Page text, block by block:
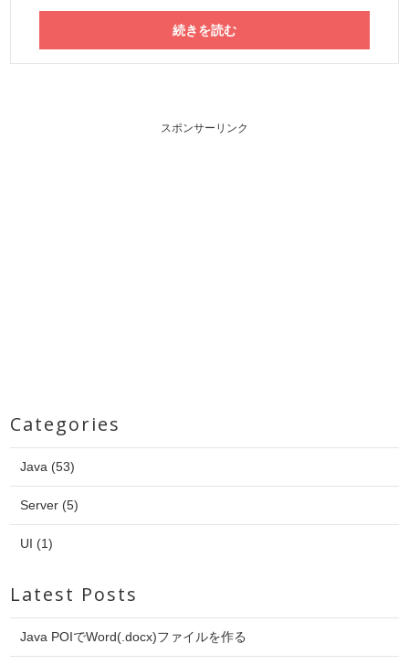
続きを読む
スポンサーリンク
Categories
Java (53)
Server (5)
UI (1)
Latest Posts
Java POIでWord(.docx)ファイルを作る